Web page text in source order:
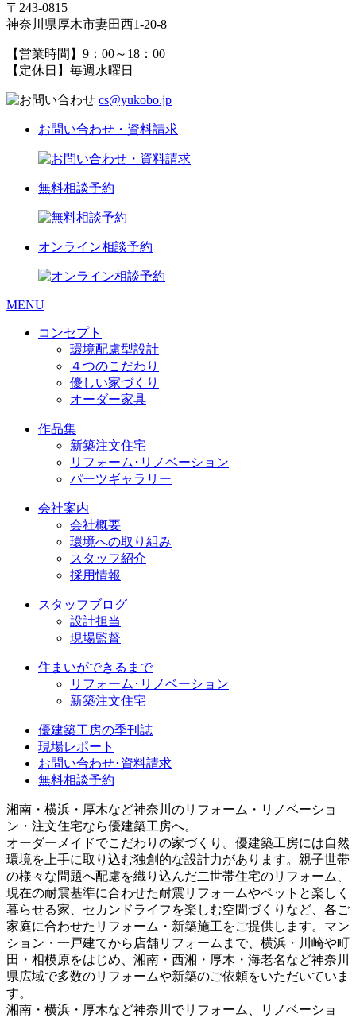
〒243-0815
神奈川県厚木市妻田西1-20-8
【営業時間】9：00～18：00
【定休日】毎週水曜日
cs@yukobo.jp
お問い合わせ・資料請求
無料相談予約
オンライン相談予約
MENU
コンセプト
環境配慮型設計
４つのこだわり
優しい家づくり
オーダー家具
作品集
新築注文住宅
リフォーム･リノベーション
パーツギャラリー
会社案内
会社概要
環境への取り組み
スタッフ紹介
採用情報
スタッフブログ
設計担当
現場監督
住まいができるまで
リフォーム･リノベーション
新築注文住宅
優建築工房の季刊誌
現場レポート
お問い合わせ･資料請求
無料相談予約
湘南・横浜・厚木など神奈川のリフォーム・リノベーショ
ン・注文住宅なら優建築工房へ。
オーダーメイドでこだわりの家づくり。優建築工房には自然
環境を上手に取り込む独創的な設計力があります。親子世帯
の様々な問題へ配慮を織り込んだ二世帯住宅のリフォーム、
現在の耐震基準に合わせた耐震リフォームやペットと楽しく
暮らせる家、セカンドライフを楽しむ空間づくりなど、各ご
家庭に合わせたリフォーム・新築施工をご提供します。マン
ション・一戸建てから店舗リフォームまで、横浜・川崎や町
田・相模原をはじめ、湘南・西湘・厚木・海老名など神奈川
県広域で多数のリフォームや新築のご依頼をいただいていま
す。
湘南・横浜・厚木など神奈川でリフォーム、リノベーショ